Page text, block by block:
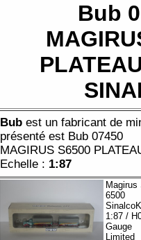
Bub
Bub est un fabricant de
présenté est Bub 07450
MAGIRUS S6500
Echelle : 1:87
Magirus
6500
1:87 /
Gauge
Limited